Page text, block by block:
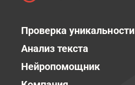
Проверка уникальности
Анализ текста
Нейропомощник